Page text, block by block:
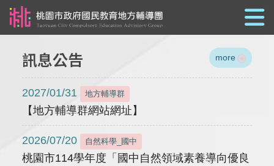
訊息公告 more
2027/01/31 地方輔導群
【地方輔導群網站網址】
2026/07/20 自然科學_國中
桃園市114學年度「國中自然領域素養導向優良